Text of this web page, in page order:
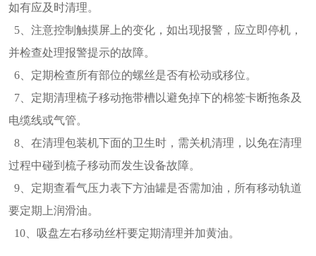
如有应及时清理。
5、注意控制触摸屏上的变化，如出现报警，应立即停机，
并检查处理报警提示的故障。
6、定期检查所有部位的螺丝是否有松动或移位。
7、定期清理梳子移动拖带槽以避免掉下的棉签卡断拖条及
电缆线或气管。
8、在清理包装机下面的卫生时，需关机清理，以免在清理
过程中碰到梳子移动而发生设备故障。
9、定期查看气压力表下方油罐是否需加油，所有移动轨道
要定期上润滑油。
10、吸盘左右移动丝杆要定期清理并加黄油。